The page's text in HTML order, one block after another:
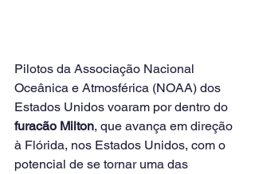
Pilotos da Associação Nacional
Oceânica e Atmosférica (NOAA) dos
Estados Unidos voaram por dentro do
furacão Milton, que avança em direção
à Flórida, nos Estados Unidos, com o
potencial de se tornar uma das